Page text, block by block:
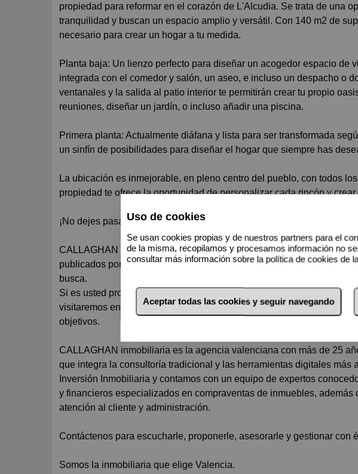
propiedad para reformar en el corazón de L'Alcudia. Se trata de una
tranquilidad y buscan un espacio amplio y versátil. Con 140 m2 de
necesario para crear un hogar a tu medida.
Planta baja: Un lienzo perfecto para diseñar un acogedor espacio de
integrada con el comedor y salón, un aseo, e incluso un despacho o
ventanales y la salida al patio interior te permitirán crear tu propio
reuniones, diseñar un jardín, o incluso añadir una piscina.
Primera planta: Actualmente diáfana y lista para ser transformada
un sinfín de posibilidades para diseñar el hogar que siempre has
La ubicación es inmejorable, en pleno centro del pueblo, con todos
propiedad te ofrece la oportunidad de personalizar cada rincón y
¡No dejes pasar esta oportunidad! Contacta con nosotros para más
CALLAGHAN inmobiliaria cuenta también con una amplia cartera de
publicados por expreso deseo de sus propietarios. Contáctenos y le
busca.
Si es usted propietari@ y está pensando en vender o alquilar su casa,
visitaremos en menos de 24 horas para tasarla y asesorarle sobre la
objetivos.
CALLAGHAN inmobiliaria es la agencia valenciana con más de 25
que integra la consultoría tradicional y las herramientas digitales más
Inversión Inmobiliaria y contamos con un equipo de expertos
y financieros especializados en compraventas de inmuebles,
atención al cliente y administración.
Contáctenos para escucharle, proponerle, asesorarle y gestionar con
Somos la inmobiliaria que elige Valencia.
Uso de cookies
Se usan cookies propias y de nuestros partners para el
de la misma, recopilamos y procesamos información no
consultar más información sobre la política de cookies de
Aceptar todas las cookies y seguir navegando